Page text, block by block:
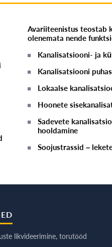
Avariiteenistus teostab
olenemata nende
Kanalisatsiooni- ja
Kanalisatsiooni
Lokaalse
Hoonete
Sadevete
hooldamine
Soojustrassid –
likvideerimine, torutööd